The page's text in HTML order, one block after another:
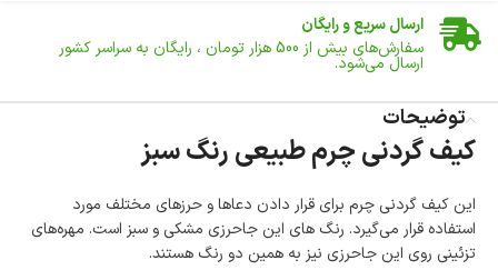
ارسال سریع و رایگان
سفارش‌های بیش از 500 هزار تومان ، رایگان به سراسر کشور
ارسال می‌شود.
تا 14 روز پس از تحویل کالا می‌توانید آن را برگشت دهید.
امکان پرداخت در محل
وجود دارد.
امکان پرداخت اقساطی
خرید اقساطی با شرایط آسان و بدون ضامن امکان‌پذیر
است.
توضیحات
کیف گردنی چرم طبیعی رنگ سبز
این کیف گردنی چرم برای قرار دادن دعاها و حرزهای مختلف مورد
استفاده قرار می‌گیرد. رنگ های این جاحرزی مشکی و سبز است. مهره‌های
تزئینی روی این جاحرزی نیز به همین دو رنگ هستند.